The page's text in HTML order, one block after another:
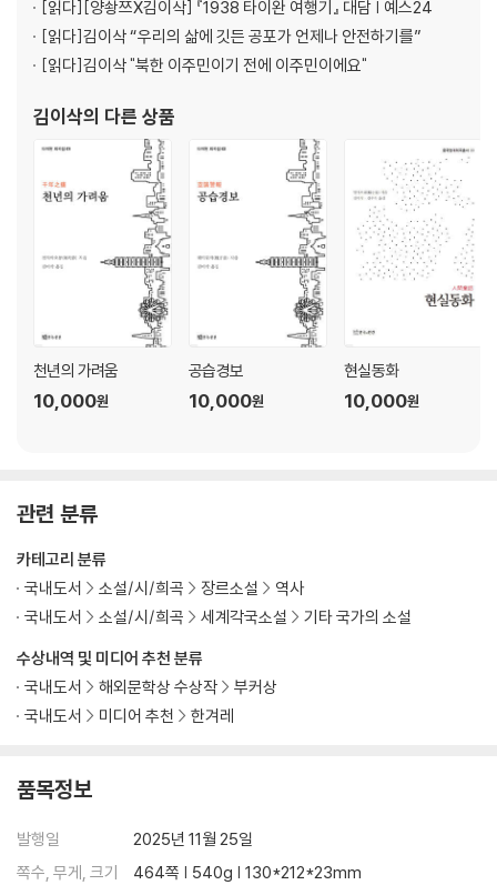
[읽다] [양솽쯔X김이삭] 『1938 타이완 여행기』 대담 | 예스24
[읽다]김이삭 “우리의 삶에 깃든 공포가 언제나 안전하기를”
[읽다]김이삭 "북한 이주민이기 전에 이주민이에요"
김이삭의 다른 상품
천년의 가려움
10,000원
공습경보
10,000원
현실동화
10,000원
관련 분류
수상내역 및 미디어 추천 분류
국내도서
해외문학상 수상작
부커상
국내도서
미디어 추천 한겨레
카테고리 분류
국내도서
소설/시/희곡 장르소설
역사
국내도서
소설/시/희곡 세계각국소설 기타 국가의 소설
품목정보
발행일
2025년 11월 25일
쪽수, 무게, 크기
464쪽 | 540g | 130*212*23mm